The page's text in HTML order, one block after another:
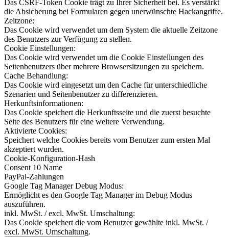
Das CSRF-Token Cookie trägt zu Ihrer Sicherheit bei. Es verstärkt
die Absicherung bei Formularen gegen unerwünschte Hackangriffe.
Zeitzone:
Das Cookie wird verwendet um dem System die aktuelle Zeitzone
des Benutzers zur Verfügung zu stellen.
Cookie Einstellungen:
Das Cookie wird verwendet um die Cookie Einstellungen des
Seitenbenutzers über mehrere Browsersitzungen zu speichern.
Cache Behandlung:
Das Cookie wird eingesetzt um den Cache für unterschiedliche
Szenarien und Seitenbenutzer zu differenzieren.
Herkunftsinformationen:
Das Cookie speichert die Herkunftsseite und die zuerst besuchte
Seite des Benutzers für eine weitere Verwendung.
Aktivierte Cookies:
Speichert welche Cookies bereits vom Benutzer zum ersten Mal
akzeptiert wurden.
Cookie-Konfiguration-Hash
Consent 10 Name
PayPal-Zahlungen
Google Tag Manager Debug Modus:
Ermöglicht es den Google Tag Manager im Debug Modus
auszuführen.
inkl. MwSt. / excl. MwSt. Umschaltung:
Das Cookie speichert die vom Benutzer gewählte inkl. MwSt. /
excl. MwSt. Umschaltung.